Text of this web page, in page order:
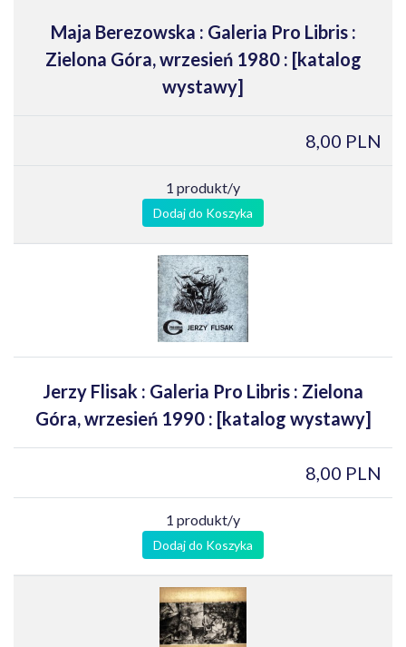
Maja Berezowska : Galeria Pro Libris :
Zielona Góra, wrzesień 1980 : [katalog
wystawy]
8,00 PLN
1 produkt/y
Dodaj do Koszyka
Jerzy Flisak : Galeria Pro Libris : Zielona
Góra, wrzesień 1990 : [katalog wystawy]
8,00 PLN
1 produkt/y
Dodaj do Koszyka